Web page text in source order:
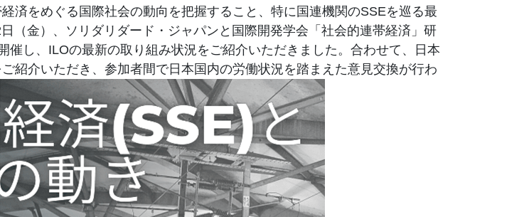
済をめぐる国際社会の動向を把握すること、特に国連機関のSSEを巡る最
（金）、ソリダリダード・ジャパンと国際開発学会「社会的連帯経済」研
し、ILOの最新の取り組み状況をご紹介いただきました。合わせて、日本
紹介いただき、参加者間で日本国内の労働状況を踏まえた意見交換が行わ